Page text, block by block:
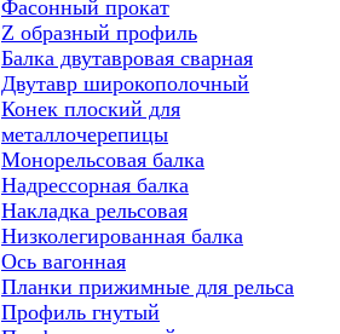
Фасонный прокат
Z образный профиль
Балка двутавровая сварная
Двутавр широкополочный
Конек плоский для
металлочерепицы
Монорельсовая балка
Надрессорная балка
Накладка рельсовая
Низколегированная балка
Ось вагонная
Планки прижимные для рельса
Профиль гнутый